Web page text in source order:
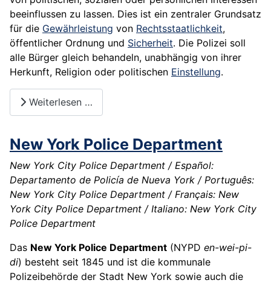
beeinflussen zu lassen. Dies ist ein zentraler Grundsatz
für die Gewährleistung von Rechtsstaatlichkeit,
öffentlicher Ordnung und Sicherheit. Die Polizei soll
alle Bürger gleich behandeln, unabhängig von ihrer
Herkunft, Religion oder politischen Einstellung.
Weiterlesen …
New York Police Department
New York City Police Department / Español:
Departamento de Policía de Nueva York / Português:
New York City Police Department / Français: New
York City Police Department / Italiano: New York City
Police Department
Das New York Police Department (NYPD en-wei-pi-
di) besteht seit 1845 und ist die kommunale
Polizeibehörde der Stadt New York sowie auch die